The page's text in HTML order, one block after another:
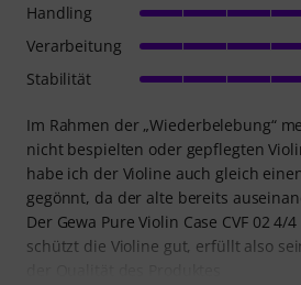
Im Rahmen der „Wiederbelebung“
nicht bespielten oder gepflegten
habe ich der Violine auch gleich
gegönnt, da der alte bereits
Der Gewa Pure Violin Case CVF 02
schützt die Violine gut, erfüllt also
Handling
Verarbeitung
Stabilität